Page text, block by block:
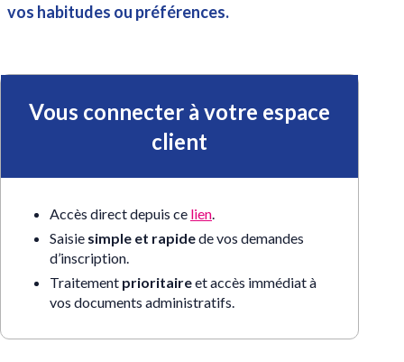
vos habitudes ou préférences.
Vous connecter à votre espace
client
Accès direct depuis ce lien.
Saisie simple et rapidede vos demandes
d’inscription.
Traitement prioritaireet accès immédiat à
vos documents administratifs.